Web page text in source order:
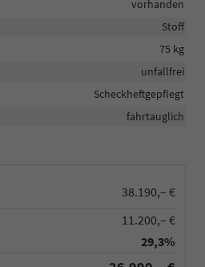
38.190,– €
11.200,– €
29,3%
vorhanden
Stoff
75 kg
unfallfrei
Scheckheftgepflegt
fahrtauglich